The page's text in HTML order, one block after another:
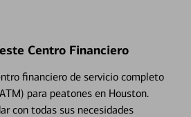
Centro Financiero
financiero de servicio completo
para peatones en Houston.
con todas sus necesidades